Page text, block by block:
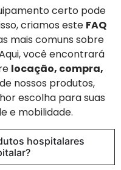
certo pode
criamos este FAQ
mais comuns sobre
você encontrará
locação, compra,
de nossos produtos,
escolha para suas
e mobilidade.
hospitalares